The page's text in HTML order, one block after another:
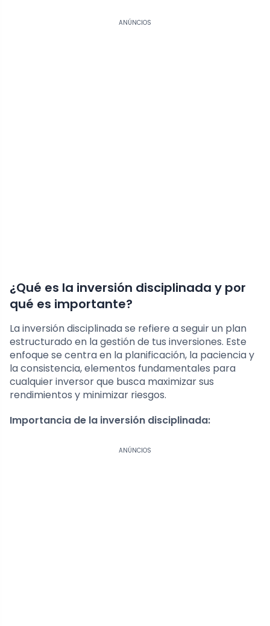
ANÚNCIOS
¿Qué es la inversión disciplinada y por
qué es importante?
La inversión disciplinada se refiere a seguir un plan
estructurado en la gestión de tus inversiones. Este
enfoque se centra en la planificación, la paciencia y
la consistencia, elementos fundamentales para
cualquier inversor que busca maximizar sus
rendimientos y minimizar riesgos.
Importancia de la inversión disciplinada:
ANÚNCIOS